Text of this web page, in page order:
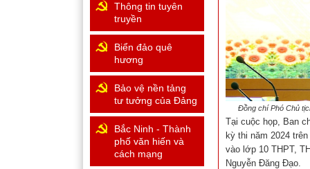
Đồng chí Phó Chủ
Tại cuộc họp, Ban
kỳ thi năm 2024
vào lớp 10 THPT,
Nguyễn Đăng Đạo.
Thông tin tuyên
truyền
Biển đảo quê
hương
Bảo vệ nền tảng
tư tưởng của Đảng
Bắc Ninh - Thành
phố văn hiến và
cách mạng